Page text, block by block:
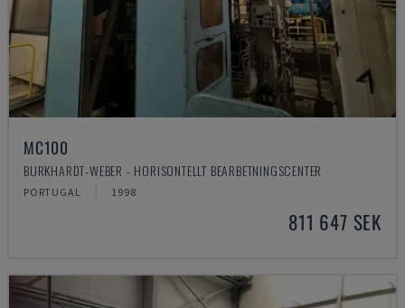
MC100
BURKHARDT-WEBER - HORISONTELLT BEARBETNINGSCENTER
PORTUGAL 1998
811 647 SEK